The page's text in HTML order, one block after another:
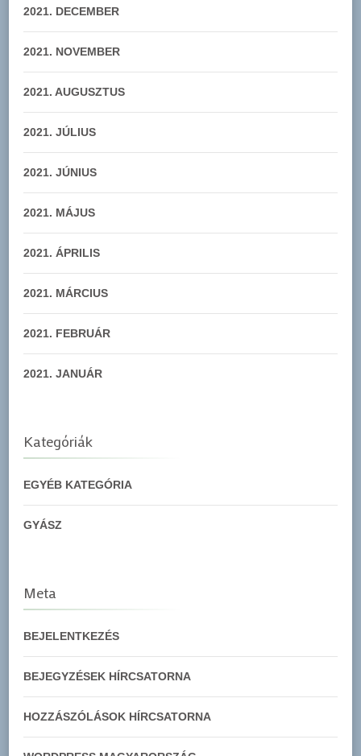
2021. DECEMBER
2021. NOVEMBER
2021. AUGUSZTUS
2021. JÚLIUS
2021. JÚNIUS
2021. MÁJUS
2021. ÁPRILIS
2021. MÁRCIUS
2021. FEBRUÁR
2021. JANUÁR
Kategóriák
EGYÉB KATEGÓRIA
GYÁSZ
Meta
BEJELENTKEZÉS
BEJEGYZÉSEK HÍRCSATORNA
HOZZÁSZÓLÁSOK HÍRCSATORNA